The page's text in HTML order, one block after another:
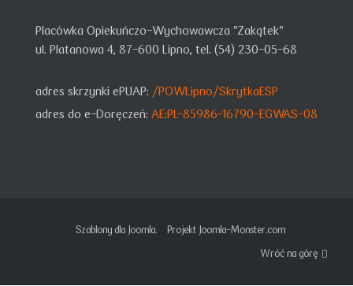
Placówka Opiekuńczo-Wychowawcza "Zakątek"
ul. Platanowa 4, 87-600 Lipno, tel. (54) 230-05-68
adres skrzynki ePUAP: /POWLipno/SkrytkaESP
adres do e-Doręczeń: AE:PL-85986-16790-EGWAS-08
Szablony dla Joomla.
Projekt Joomla-Monster.com
Wróć na górę